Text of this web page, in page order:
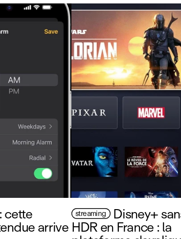
cette
arrive
streaming Disney+
HDR en France : la